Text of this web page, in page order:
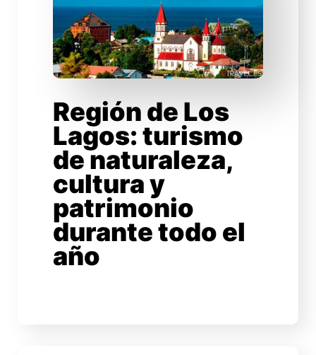
Región de Los
Lagos: turismo
de naturaleza,
cultura y
patrimonio
durante todo el
año